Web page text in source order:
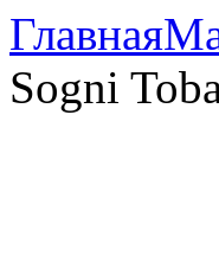
Главная
Sogni